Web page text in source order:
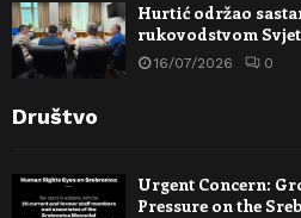
Hurtić održao
rukovodstvom
16/07/2026 0
Društvo
Urgent Concern:
Pressure on the